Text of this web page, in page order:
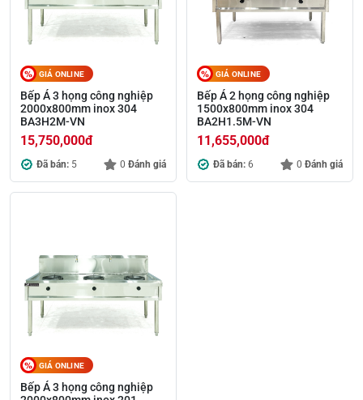
GIÁ ONLINE
Bếp Á 3 họng công nghiệp
2000x800mm inox 304
BA3H2M-VN
15,750,000đ
Đã bán: 5 0 Đánh giá
GIÁ ONLINE
Bếp Á 2 họng công nghiệp
1500x800mm inox 304
BA2H1.5M-VN
11,655,000đ
Đã bán: 6 0 Đánh giá
GIÁ ONLINE
Bếp Á 3 họng công nghiệp